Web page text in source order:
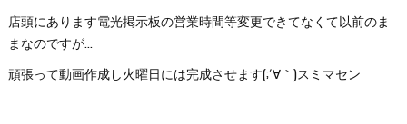
店頭にあります電光掲示板の営業時間等変更できてなくて以前のま
まなのですが...
頑張って動画作成し火曜日には完成させます(;´∀｀)スミマセン